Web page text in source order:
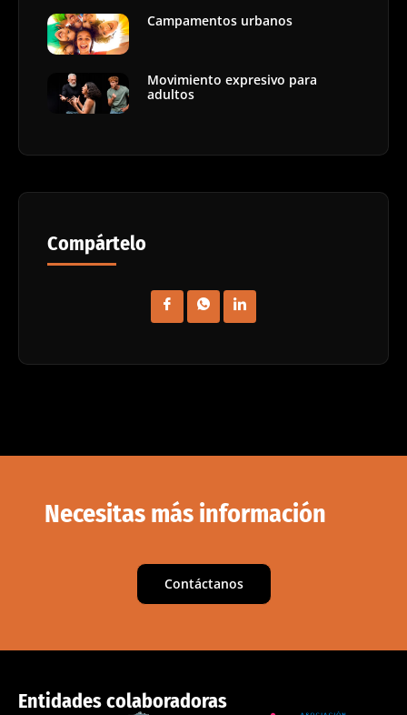
Campamentos urbanos
Movimiento expresivo para
adultos
Compártelo
Necesitas más información
Contáctanos
Entidades colaboradoras